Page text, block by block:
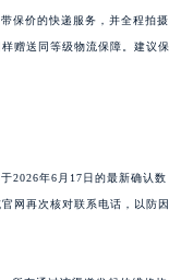
保价的快递服务，并全程拍摄
赠送同等级物流保障。建议保
2026年6月17日的最新确认数
网再次核对联系电话，以防因